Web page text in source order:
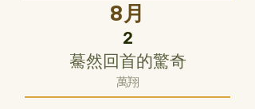
8月
2
驀然回首的驚奇
萬翔